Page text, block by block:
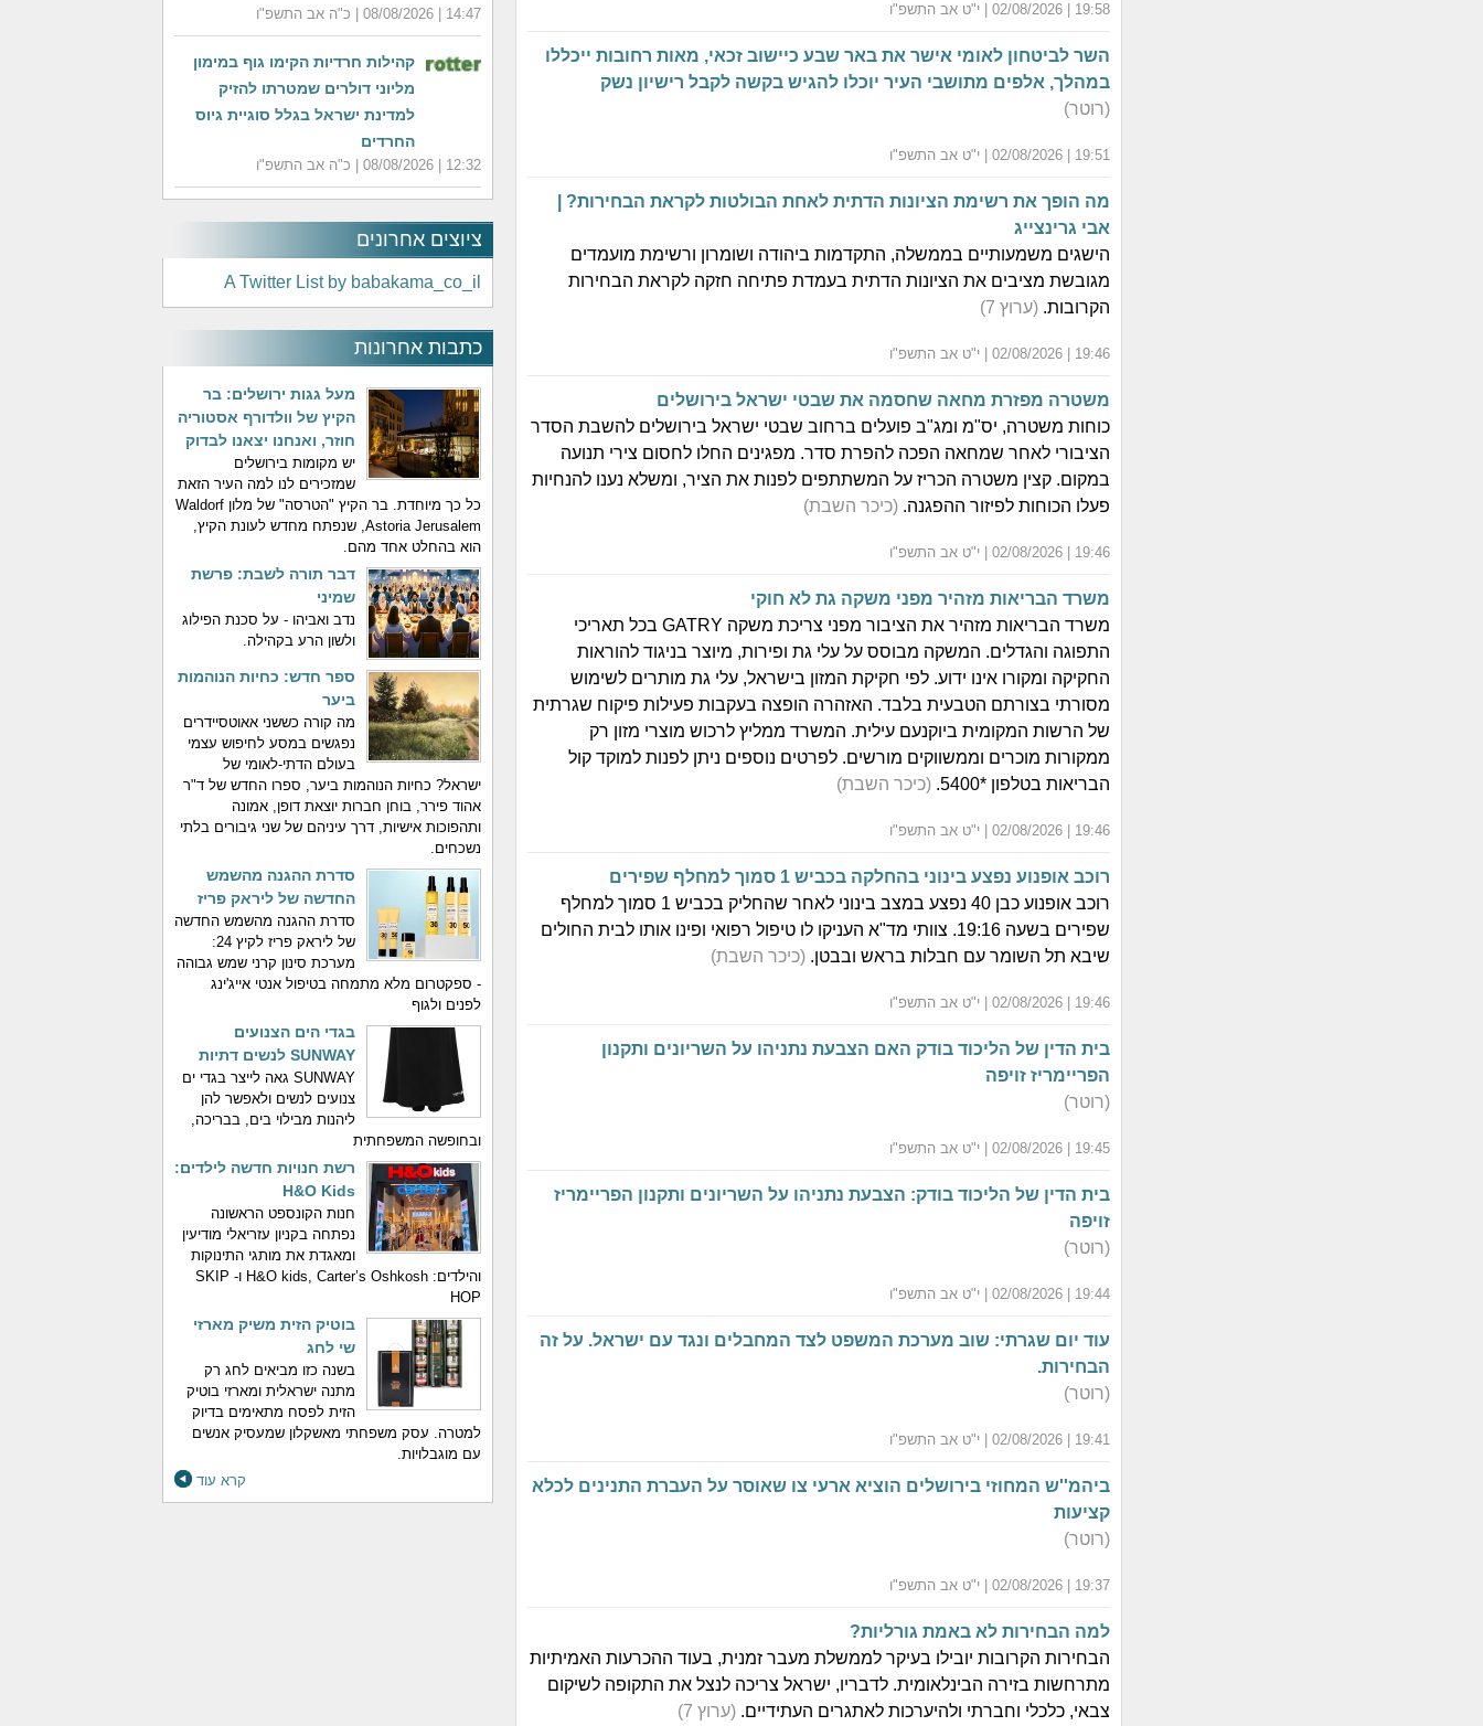
14:47 | 08/08/2026 | כ"ה אב התשפ"ו
קהילות חרדיות הקימו גוף במימון
מליוני דולרים שמטרתו להזיק
למדינת ישראל בגלל סוגיית גיוס
החרדים
12:32 | 08/08/2026 | כ"ה אב התשפ"ו
ציוצים אחרונים
A Twitter List by babakama_co_il
כתבות אחרונות
מעל גגות ירושלים: בר
הקיץ של וולדורף אסטוריה
חוזר, ואנחנו יצאנו לבדוק
יש מקומות בירושלים
שמזכירים לנו למה העיר הזאת
כל כך מיוחדת. בר הקיץ "הטרסה" של מלון Waldorf
Astoria Jerusalem, שנפתח מחדש לעונת הקיץ,
הוא בהחלט אחד מהם.
דבר תורה לשבת: פרשת
שמיני
נדב ואביהו - על סכנת הפילוג
ולשון הרע בקהילה.
ספר חדש: כחיות הנוהמות
ביער
מה קורה כששני אאוטסיידרים
נפגשים במסע לחיפוש עצמי
בעולם הדתי-לאומי של
ישראל? כחיות הנוהמות ביער, ספרו החדש של ד"ר
אהוד פירר, בוחן חברות יוצאת דופן, אמונה
ותהפוכות אישיות, דרך עיניהם של שני גיבורים בלתי
נשכחים.
סדרת ההגנה מהשמש
החדשה של ליראק פריז
סדרת ההגנה מהשמש החדשה
של ליראק פריז לקיץ 24:
מערכת סינון קרני שמש גבוהה
- ספקטרום מלא מתמחה בטיפול אנטי אייג'ינג
לפנים ולגוף
בגדי הים הצנועים
SUNWAY לנשים דתיות
SUNWAY גאה לייצר בגדי ים
צנועים לנשים ולאפשר להן
ליהנות מבילוי בים, בבריכה,
ובחופשה המשפחתית
רשת חנויות חדשה לילדים:
H&O Kids
חנות הקונספט הראשונה
נפתחה בקניון עזריאלי מודיעין
ומאגדת את מותגי התינוקות
והילדים: H&O kids, Carter’s Oshkosh ו- SKIP
HOP
בוטיק הזית משיק מארזי
שי לחג
בשנה כזו מביאים לחג רק
מתנה ישראלית ומארזי בוטיק
הזית לפסח מתאימים בדיוק
למטרה. עסק משפחתי מאשקלון שמעסיק אנשים
עם מוגבלויות.
קרא עוד
19:58 | 02/08/2026 | י"ט אב התשפ"ו
השר לביטחון לאומי אישר את באר שבע כיישוב זכאי, מאות רחובות ייכללו
במהלך, אלפים מתושבי העיר יוכלו להגיש בקשה לקבל רישיון נשק
(רוטר)
19:51 | 02/08/2026 | י"ט אב התשפ"ו
מה הופך את רשימת הציונות הדתית לאחת הבולטות לקראת הבחירות? |
אבי גרינצייג
הישגים משמעותיים בממשלה, התקדמות ביהודה ושומרון ורשימת מועמדים
מגובשת מציבים את הציונות הדתית בעמדת פתיחה חזקה לקראת הבחירות
הקרובות. (ערוץ 7)
19:46 | 02/08/2026 | י"ט אב התשפ"ו
משטרה מפזרת מחאה שחסמה את שבטי ישראל בירושלים
כוחות משטרה, יס"מ ומג"ב פועלים ברחוב שבטי ישראל בירושלים להשבת הסדר
הציבורי לאחר שמחאה הפכה להפרת סדר. מפגינים החלו לחסום צירי תנועה
במקום. קצין משטרה הכריז על המשתתפים לפנות את הציר, ומשלא נענו להנחיות
פעלו הכוחות לפיזור ההפגנה. (כיכר השבת)
19:46 | 02/08/2026 | י"ט אב התשפ"ו
משרד הבריאות מזהיר מפני משקה גת לא חוקי
משרד הבריאות מזהיר את הציבור מפני צריכת משקה GATRY בכל תאריכי
התפוגה והגדלים. המשקה מבוסס על עלי גת ופירות, מיוצר בניגוד להוראות
החקיקה ומקורו אינו ידוע. לפי חקיקת המזון בישראל, עלי גת מותרים לשימוש
מסורתי בצורתם הטבעית בלבד. האזהרה הופצה בעקבות פעילות פיקוח שגרתית
של הרשות המקומית ביוקנעם עילית. המשרד ממליץ לרכוש מוצרי מזון רק
ממקורות מוכרים וממשווקים מורשים. לפרטים נוספים ניתן לפנות למוקד קול
הבריאות בטלפון *5400.
(כיכר השבת)
19:46 | 02/08/2026 | י"ט אב התשפ"ו
רוכב אופנוע נפצע בינוני בהחלקה בכביש 1 סמוך למחלף שפירים
רוכב אופנוע כבן 40 נפצע במצב בינוני לאחר שהחליק בכביש 1 סמוך למחלף
שפירים בשעה 19:16. צוותי מד"א העניקו לו טיפול רפואי ופינו אותו לבית החולים
שיבא תל השומר עם חבלות בראש ובבטן. (כיכר השבת)
19:46 | 02/08/2026 | י"ט אב התשפ"ו
בית הדין של הליכוד בודק האם הצבעת נתניהו על השריונים ותקנון
הפריימריז זויפה
(רוטר)
19:45 | 02/08/2026 | י"ט אב התשפ"ו
בית הדין של הליכוד בודק: הצבעת נתניהו על השריונים ותקנון הפריימריז
זויפה
(רוטר)
19:44 | 02/08/2026 | י"ט אב התשפ"ו
עוד יום שגרתי: שוב מערכת המשפט לצד המחבלים ונגד עם ישראל. על זה
הבחירות.
(רוטר)
19:41 | 02/08/2026 | י"ט אב התשפ"ו
ביהמ''ש המחוזי בירושלים הוציא ארעי צו שאוסר על העברת התנינים לכלא
קציעות
(רוטר)
19:37 | 02/08/2026 | י"ט אב התשפ"ו
למה הבחירות לא באמת גורליות?
הבחירות הקרובות יובילו בעיקר לממשלת מעבר זמנית, בעוד ההכרעות האמיתיות
מתרחשות בזירה הבינלאומית. לדבריו, ישראל צריכה לנצל את התקופה לשיקום
צבאי, כלכלי וחברתי ולהיערכות לאתגרים העתידיים. (ערוץ 7)